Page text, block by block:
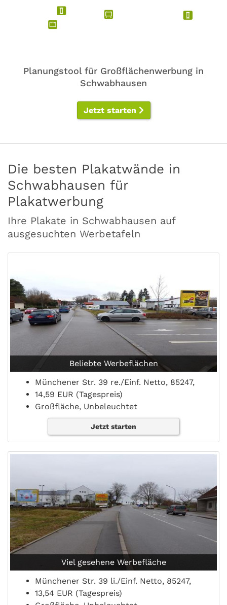
Planungstool für Großflächenwerbung in
Schwabhausen
Jetzt starten
Die besten Plakatwände in
Schwabhausen für
Plakatwerbung
Ihre Plakate in Schwabhausen auf
ausgesuchten Werbetafeln
Beliebte Werbeflächen
Münchener Str. 39 re./Einf. Netto, 85247,
14,59 EUR (Tagespreis)
Großfläche, Unbeleuchtet
Jetzt starten
Viel gesehene Werbefläche
Münchener Str. 39 li./Einf. Netto, 85247,
13,54 EUR (Tagespreis)